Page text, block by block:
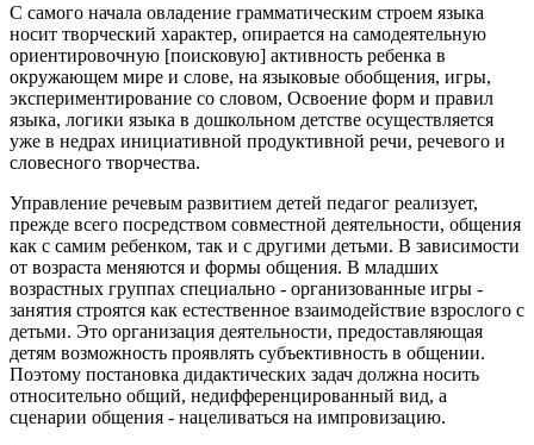
С самого начала овладение грамматическим строем языка
носит творческий характер, опирается на самодеятельную
ориентировочную [поисковую] активность ребенка в
окружающем мире и слове, на языковые обобщения, игры,
экспериментирование со словом, Освоение форм и правил
языка, логики языка в дошкольном детстве осуществляется
уже в недрах инициативной продуктивной речи, речевого и
словесного творчества.
Управление речевым развитием детей педагог реализует,
прежде всего посредством совместной деятельности, общения
как с самим ребенком, так и с другими детьми. В зависимости
от возраста меняются и формы общения. В младших
возрастных группах специально - организованные игры -
занятия строятся как естественное взаимодействие взрослого с
детьми. Это организация деятельности, предоставляющая
детям возможность проявлять субъективность в общении.
Поэтому постановка дидактических задач должна носить
относительно общий, недифференцированный вид, а
сценарии общения - нацеливаться на импровизацию.